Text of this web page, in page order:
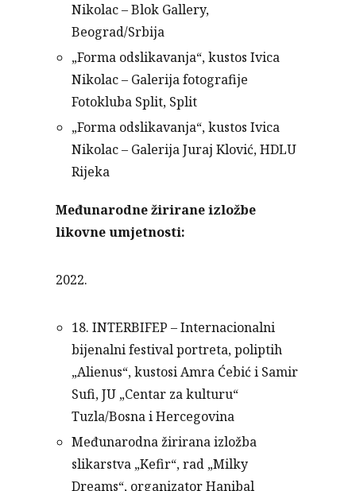
Nikolac – Blok Gallery,
Beograd/Srbija
„Forma odslikavanja“, kustos Ivica
Nikolac – Galerija fotografije
Fotokluba Split, Split
„Forma odslikavanja“, kustos Ivica
Nikolac – Galerija Juraj Klović, HDLU
Rijeka
Međunarodne žirirane izložbe
likovne umjetnosti:
2022.
18. INTERBIFEP – Internacionalni
bijenalni festival portreta, poliptih
„Alienus“, kustosi Amra Ćebić i Samir
Sufi, JU „Centar za kulturu“
Tuzla/Bosna i Hercegovina
Međunarodna žirirana izložba
slikarstva „Kefir“, rad „Milky
Dreams“, organizator Hanibal